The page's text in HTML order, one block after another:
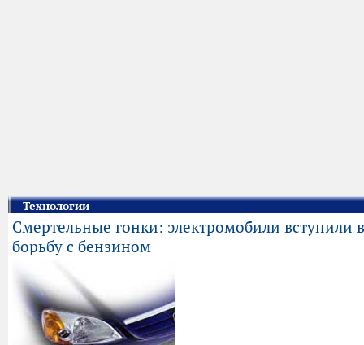
Технологии
Смертельные гонки: электромобили вступили в
борьбу с бензином